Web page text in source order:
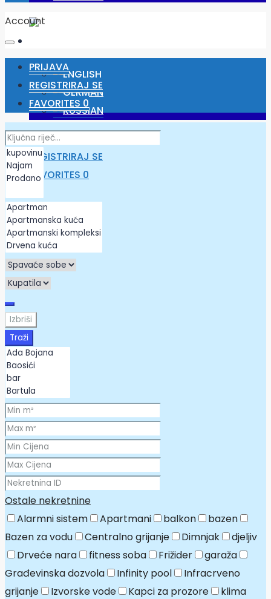
PRIJAVA
REGISTRIRAJ SE
FAVORITES 0
Account
PRIJAVA
REGISTRIRAJ SE
FAVORITES 0
Izbriši
Traži
Ostale nekretnine
Alarmni sistem
Apartmani balkon
bazen
Bazen za vodu
Centralno grijanje Dimnjak
djeljiv
Drveće nara
fitness soba Frižider
garaža
Građevinska dozvola
Infinity pool
Infracrveno
grijanje
Izvorske vode Kapci za prozore
klima